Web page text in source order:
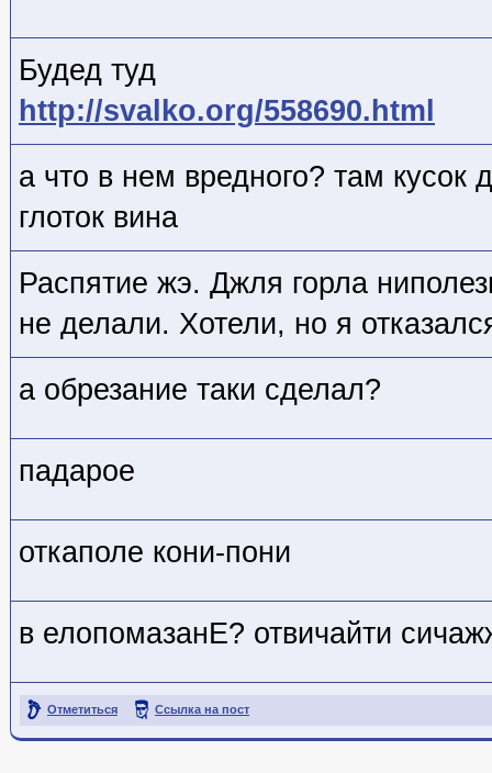
Будед туд
http://svalko.org/558690.html
а что в нем вредного? там кусок
глоток вина
Распятие жэ. Джля горла
не делали. Хотели, но я
а обрезание таки сделал?
падарое
откаполе кони-пони
в елопомазанЕ? отвичайти
Отметиться Ссылка на пост